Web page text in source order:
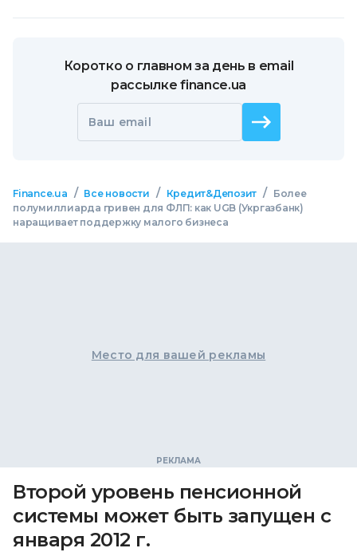
Коротко о главном за день в email
рассылке finance.ua
Ваш email
Finance.ua / Все новости / Кредит&Депозит /
Более
полумиллиарда гривен для ФЛП: как UGB (Укргазбанк)
наращивает поддержку малого бизнеса
Место для вашей рекламы
Второй уровень пенсионной
системы может быть запущен с
января 2012 г.